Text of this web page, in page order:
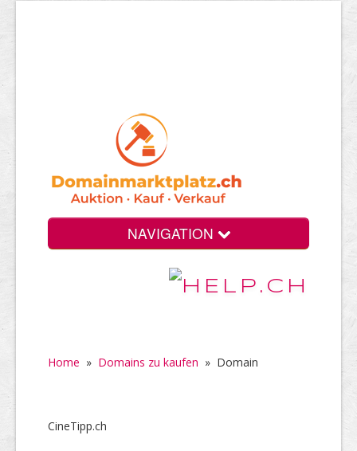
NAVIGATION
Home » Domains zu kaufen » Domain
CineTipp.ch